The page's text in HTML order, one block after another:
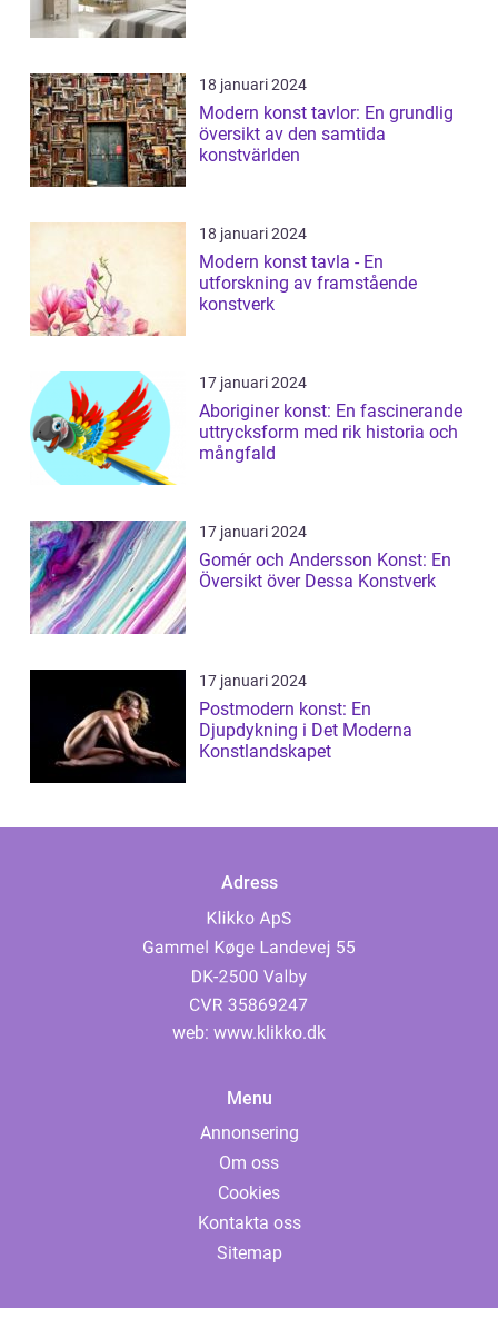
18 januari 2024
Modern konst tavlor: En grundlig
översikt av den samtida
konstvärlden
18 januari 2024
Modern konst tavla - En
utforskning av framstående
konstverk
17 januari 2024
Aboriginer konst: En fascinerande
uttrycksform med rik historia och
mångfald
17 januari 2024
Gomér och Andersson Konst: En
Översikt över Dessa Konstverk
17 januari 2024
Postmodern konst: En
Djupdykning i Det Moderna
Konstlandskapet
Adress
web: www.klikko.dk
Menu
Annonsering
Om oss
Cookies
Kontakta oss
Sitemap